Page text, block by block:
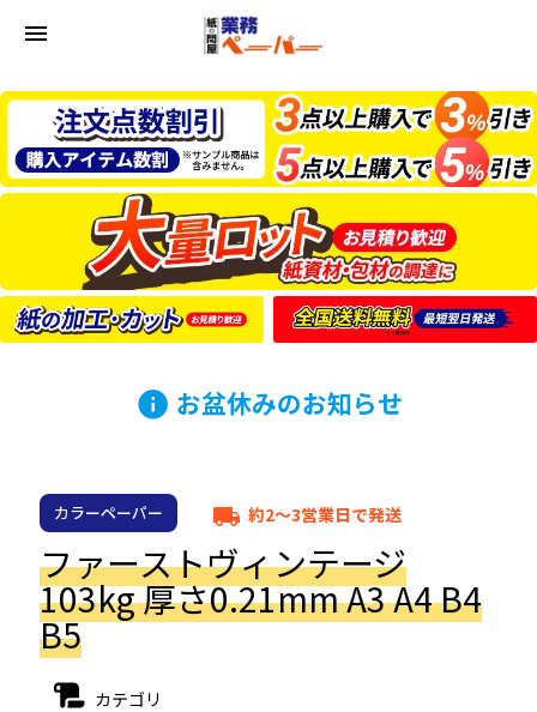
menu
info お盆休みのお知らせ
カラーペーパー local_shipping 約2～3営業日で発送
ファーストヴィンテージ
103kg 厚さ0.21mm A3 A4 B4
B5
カテゴリ